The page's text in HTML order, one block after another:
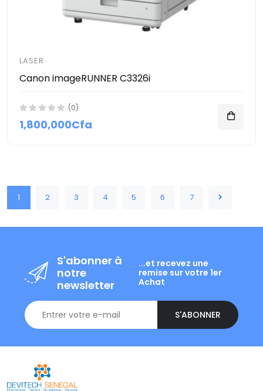
LASER
Canon imageRUNNER C3326i
(0)
1,800,000Cfa
1 2 3 4 5 6 7
S'abonner à
notre
newsletter
...et recevez une
remise sur votre 1er
Achat
S'ABONNER